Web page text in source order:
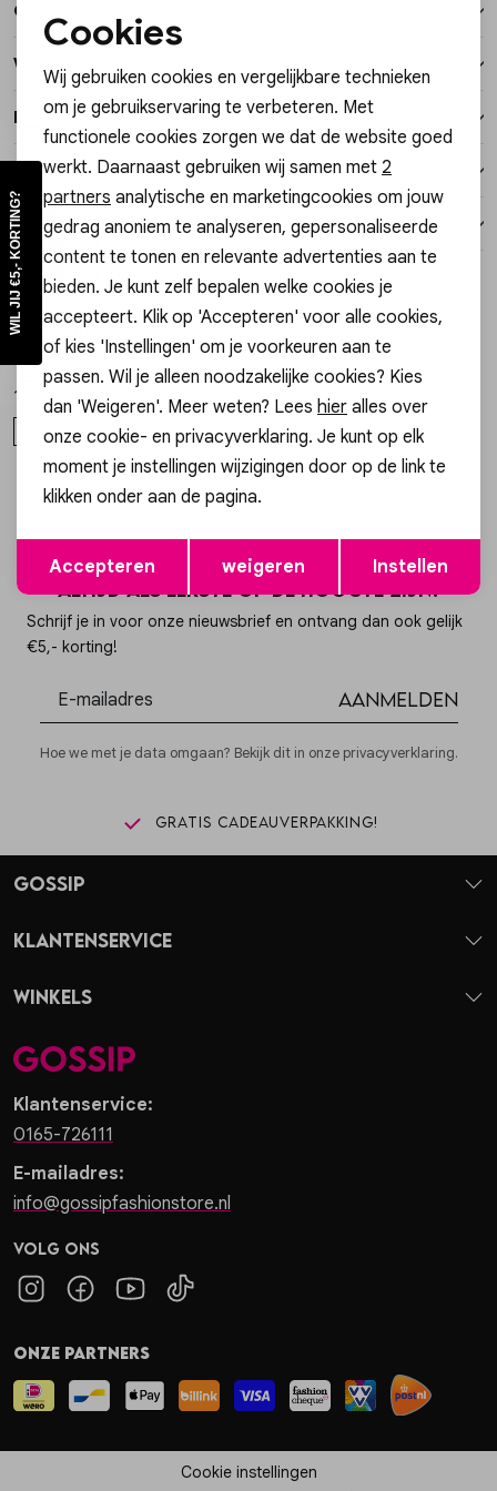
Vesten
Jassen
Lingerie
Over dit item
Winkelvoorraad
Kenmerken
Verzending / Ophalen in de winkel
Retourneren
Style dit metNieuw
Gossip the Label
I0020247 BANGLE TWIST
17,99
ONE SIZE
1/1
14,99
ONE SIZE
Altijd als eerste op de hoogte zijn?
Schrijf je in voor onze nieuwsbrief en ontvang dan ook gelijk
€5,- korting!
Aanmelden
Hoe we met je data omgaan? Bekijk dit in onze privacyverklaring.
Gratis cadeauverpakking!
Klantenservice:
0165-726111
E-mailadres:
info@gossipfashionstore.nl
Volg ons
Gossip
Klantenservice
Winkels
Onze partners
Cookie instellingen
Noodzakelijke cookies
Personalisatie cookies
Analytische cookies
Marketing cookies
Opslaan
Cookies
Wij gebruiken cookies en vergelijkbare technieken
om je gebruikservaring te verbeteren. Met
functionele cookies zorgen we dat de website goed
werkt. Daarnaast gebruiken wij samen met 2
partners analytische en marketingcookies om jouw
gedrag anoniem te analyseren, gepersonaliseerde
content te tonen en relevante advertenties aan te
bieden. Je kunt zelf bepalen welke cookies je
accepteert. Klik op 'Accepteren' voor alle cookies,
of kies 'Instellingen' om je voorkeuren aan te
passen. Wil je alleen noodzakelijke cookies? Kies
dan 'Weigeren'. Meer weten? Lees hier alles over
onze cookie- en privacyverklaring. Je kunt op elk
moment je instellingen wijzigingen door op de link te
klikken onder aan de pagina.
Accepteren weigeren Instellen
Hi Gossip Girl, wil jij €5,- korting?
Schrijf je nu in voor onze nieuwsbrief en krijg early access tot
mailbox€5,- kortingop jeeerstebestelling. Ook krijg je een
verjaardag!
MELD JE AAN!
Nee, bedankt